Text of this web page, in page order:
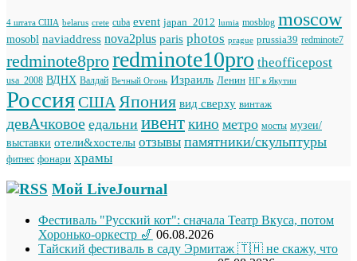
4 штата США belarus crete cuba event japan_2012 lumia mosblog moscow
mosobl naviaddress nova2plus paris photos prague prussia39 redminote7
redminote8proredminote10pro theofficepost
usa_2008 ВДНХ Валдай Вечный Огонь Израиль Ленин НГ в Якутии
РоссияСША Япония вид сверху винтаж
девАчковое едальни ивенткино метро мосты музеи/
выставки отели&хостелы отзывы памятники/скульптуры
фитнес фонари храмы
Мой LiveJournal
Фестиваль "Русский кот": сначала Театр Вкуса, потом
Хоронько-оркестр 🎷 06.08.2026
Тайский фестиваль в саду Эрмитаж 🇹🇭 не скажу, что